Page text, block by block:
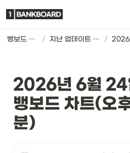
뱅보드 차트 / 지난 업데이트 기록 /
2026년 6월 24
뱅보드 차트(오
분)